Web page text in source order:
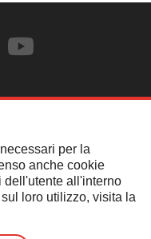
0110- Email:
per la
anche cookie
dell'utente all'interno
loro utilizzo, visita la